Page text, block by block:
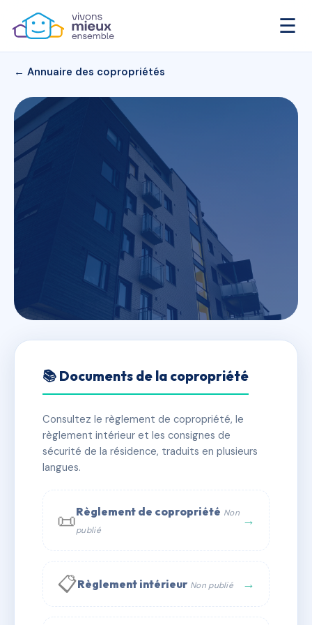
☰
← Annuaire des copropriétés
3 AVENUE MARECHAL
JOFFRE
📍 3 av marechal joffre 83390 Cuers
✓ Immatriculée 🏠 15 lots 🏗 1 bâtiment(s)
📞 Contacter Syndic Digital 💬 WhatsApp
✉ Email
📚 Documents de la copropriété
Consultez le règlement de copropriété, le
règlement intérieur et les consignes de
sécurité de la résidence, traduits en plusieurs
langues.
📜Règlement de copropriété Non
publié
→
📋Règlement intérieur Non publié →